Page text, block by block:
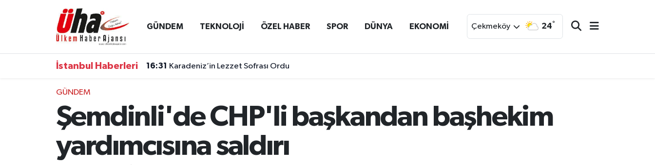
GÜNDEM TEKNOLOJİ ÖZEL HABER SPOR DÜNYA EKONOMİ Çekmeköy 24°
İstanbul Haberleri 16:31 Karadeniz’in Lezzet Sofrası Ordu
GÜNDEM
Şemdinli'de CHP'li başkandan başhekim
yardımcısına saldırı
İstanbul Nöbetçi Eczaneler
İstanbul Hava Durumu
İstanbul Namaz Vakitleri
İstanbul Trafik Yoğunluk Haritası
Süper Lig Puan Durumu ve Fikstür
Tüm Manşetler